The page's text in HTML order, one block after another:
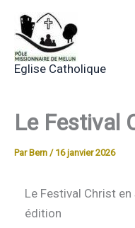
contenu
Eglise Catholique
Le Festival
Par Bern / 16 janvier 2026
Le Festival Christ
édition